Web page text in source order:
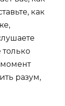
как
разум,